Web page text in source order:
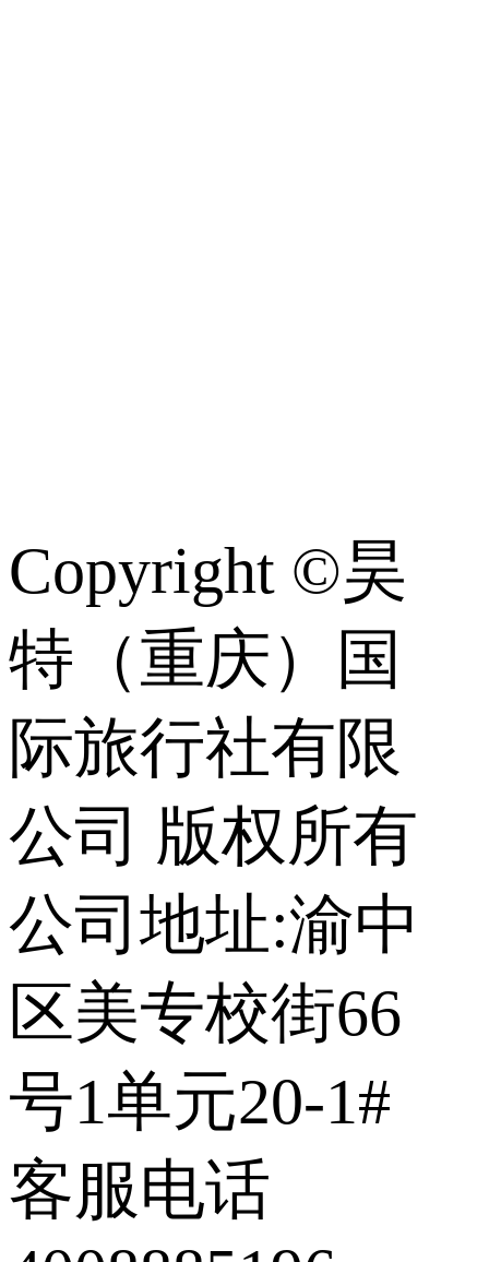
Copyright ©昊
特（重庆）国
际旅行社有限
公司 版权所有
公司地址:渝中
区美专校街66
号1单元20-1#
客服电话